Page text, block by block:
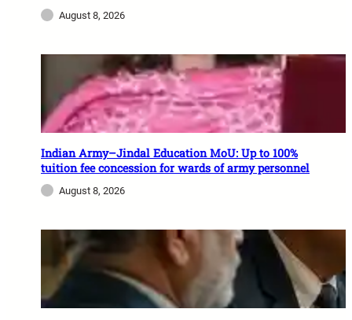
August 8, 2026
Indian Army–Jindal Education MoU: Up to 100%
tuition fee concession for wards of army personnel
August 8, 2026